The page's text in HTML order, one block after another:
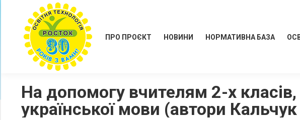
ПРО ПРОЄКТ НОВИНИ НОРМАТИВНА БАЗА
На допомогу вчителям 2-х
української мови (автори